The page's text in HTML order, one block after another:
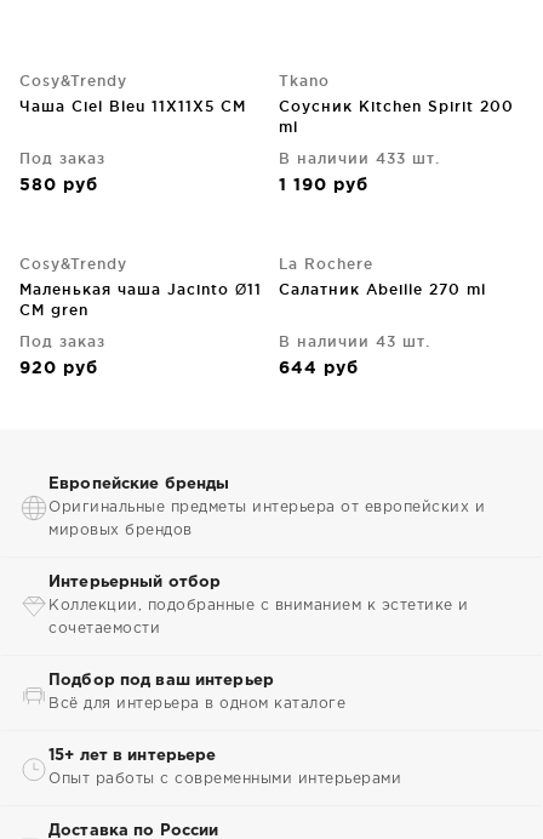
Cosy&Trendy
Чаша Ciel Bleu 11X11X5 CM
Под заказ
580 руб
Tkano
Соусник Kitchen Spirit 200
ml
В наличии 433 шт.
1 190 руб
Cosy&Trendy
Маленькая чаша Jacinto Ø11
CM gren
Под заказ
920 руб
La Rochere
Салатник Abeille 270 ml
В наличии 43 шт.
644 руб
Европейские бренды
Оригинальные предметы интерьера от европейских и
мировых брендов
Интерьерный отбор
Коллекции, подобранные с вниманием к эстетике и
сочетаемости
Подбор под ваш интерьер
Всё для интерьера в одном каталоге
15+ лет в интерьере
Опыт работы с современными интерьерами
Доставка по России